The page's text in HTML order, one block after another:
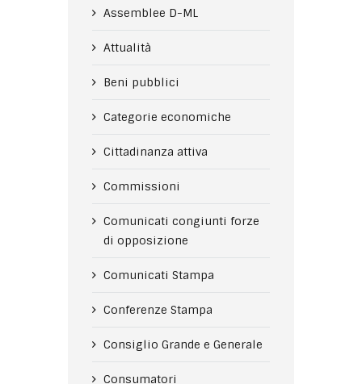
Assemblee D-ML
Attualità
Beni pubblici
Categorie economiche
Cittadinanza attiva
Commissioni
Comunicati congiunti forze
di opposizione
Comunicati Stampa
Conferenze Stampa
Consiglio Grande e Generale
Consumatori